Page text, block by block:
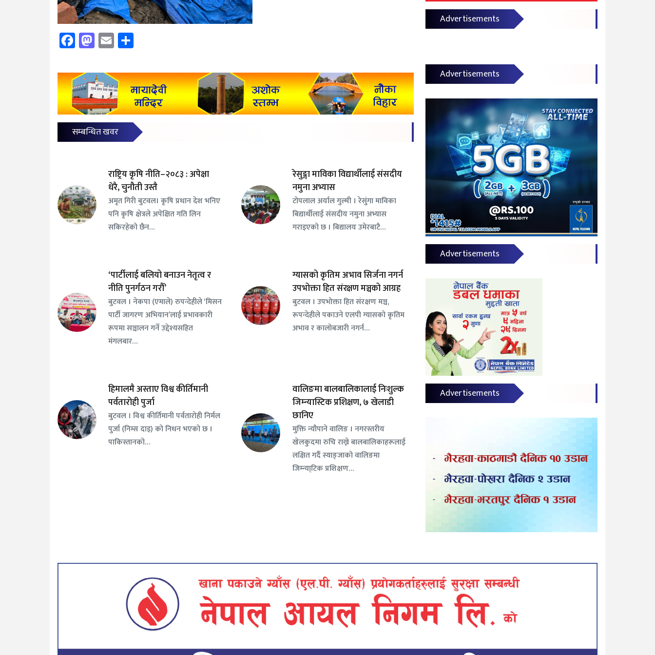
Facebook
Mastodon
Email
सम्बन्धित खवर
राष्ट्रिय कृषि नीति–२०८३ : अपेक्षा
धेरै, चुनौती उस्तै
अमृत गिरी बुटवल। कृषि प्रधान देश भनिए
पनि कृषि क्षेत्रले अपेक्षित गति लिन
सकिरहेको छैन…
रेसुङ्गा माविका विद्यार्थीलाई संसदीय
नमुना अभ्यास
टोपलाल अर्याल गुल्मी । रेसुंगा माविका
बिद्यार्थीलाई संसदीय नमुना अभ्यास
गराइएको छ । बिद्यालय उमेरबाटै…
‘पार्टीलाई बलियो बनाउन नेतृत्व र
नीति पुनर्गठन गरौँ’
बुटवल । नेकपा (एमाले) रुपन्देहीले ‘मिसन
पार्टी जागरण अभियान’लाई प्रभावकारी
रूपमा सञ्चालन गर्ने उद्देश्यसहित
मंगलबार…
ग्यासको कृतिम अभाव सिर्जना नगर्न
उपभोक्ता हित संरक्षण मञ्चको आग्रह
बुटवल । उपभोक्ता हित संरक्षण मञ्च,
रूपन्देहीले पकाउने एलपी ग्यासको कृतिम
अभाव र कालोबजारी नगर्न…
हिमालमै अस्ताए विश्व कीर्तिमानी
पर्वतारोही पुर्जा
बुटवल । विश्व कीर्तिमानी पर्वतारोही निर्मल
पुर्जा (निम्स दाइ) को निधन भएको छ ।
पाकिस्तानको…
वालिङमा बालबालिकालाई निःशुल्क
जिम्न्यास्टिक प्रशिक्षण, ७ खेलाडी
छानिए
​मुक्ति न्यौपाने वालिङ । नगरस्तरीय
खेलकुदमा रुचि राख्ने बालबालिकाहरूलाई
लक्षित गर्दै स्याङ्जाको वालिङमा
जिम्न्या्टिक प्रशिक्षण…
Advertisements
Advertisements
Advertisements
Advertisements